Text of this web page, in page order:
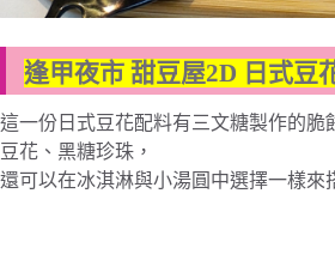
逢甲夜市 甜豆屋2D 日式豆
這一份日式豆花配料有三文糖製作的脆
豆花、黑糖珍珠，
還可以在冰淇淋與小湯圓中選擇一樣來